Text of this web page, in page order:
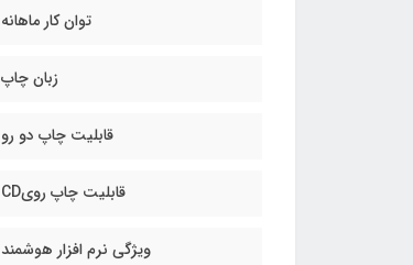
توان کار ماهانه
زبان چاپ
قابلیت چاپ دو رو
قابلیت چاپ رویCD
ویژگی نرم افزار هوشمند